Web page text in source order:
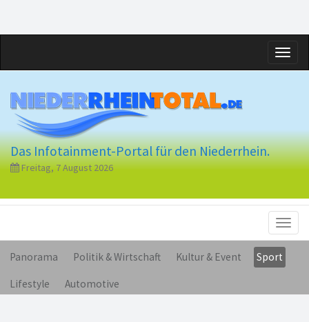
Das Infotainment-Portal für den Niederrhein.
Freitag, 7 August 2026
Panorama Politik & Wirtschaft Kultur & Event Sport
Lifestyle Automotive